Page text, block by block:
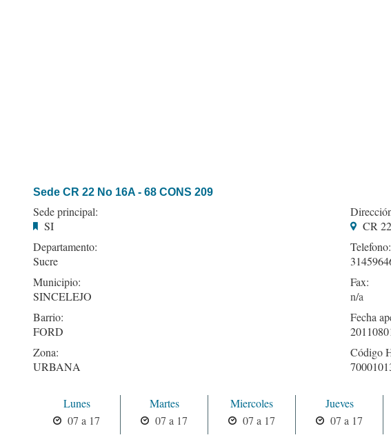
Sede CR 22 No 16A - 68 CONS 209
Sede principal:
SI
Departamento:
Sucre
Municipio:
SINCELEJO
Barrio:
FORD
Zona:
URBANA
CR
Telefono:
Fax:
Fecha
Código
Lunes
07 a 17
Martes
07 a 17
Miercoles
07 a 17
Jueves
07 a 17